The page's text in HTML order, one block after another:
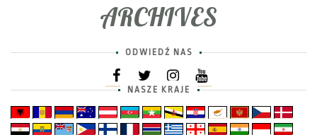
ARCHIVES
ODWIEDŹ NAS
NASZE KRAJE